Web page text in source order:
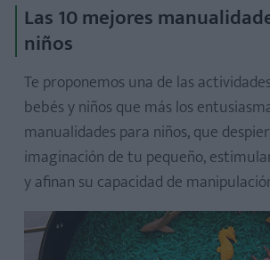
Las 10 mejores
niños
Te proponemos una de las
bebés y niños que más los
manualidades para niños, que
imaginación de tu pequeño,
y afinan su capacidad de